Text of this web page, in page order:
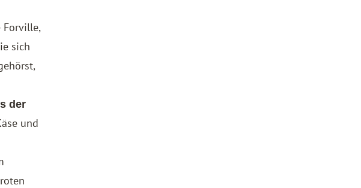
Forville,
sich
der
und